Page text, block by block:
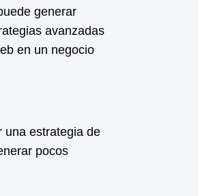
generar
avanzadas
en un negocio
una estrategia de
pocos